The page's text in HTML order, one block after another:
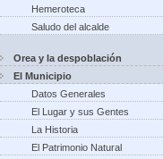
Hemeroteca
Saludo del alcalde
Orea y la despoblación
El Municipio
Datos Generales
El Lugar y sus Gentes
La Historia
El Patrimonio Natural